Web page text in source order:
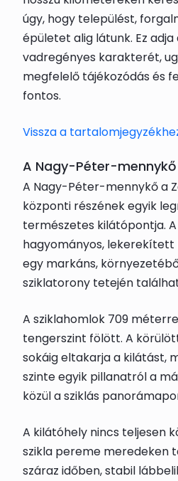
úgy, hogy települést,
épületet alig látunk. Ez
vadregényes karakterét,
megfelelő tájékozódás és
fontos.
Vissza a
A Nagy-Péter-
A Nagy-Péter-mennykő a
központi részének egyik
természetes kilátópontja.
hagyományos,
egy markáns,
sziklatorony tetején
A sziklahomlok 709
tengerszint fölött. A
sokáig eltakarja a kilátást,
szinte egyik pillanatról a
közül a sziklás
A kilátóhely nincs teljesen
szikla pereme meredeken
száraz időben, stabil